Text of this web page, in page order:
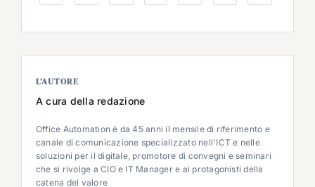
L’AUTORE
A cura della redazione
Office Automation è da 45 anni il mensile di riferimento e
canale di comunicazione specializzato nell'ICT e nelle
soluzioni per il digitale, promotore di convegni e seminari
che si rivolge a CIO e IT Manager e ai protagonisti della
catena del valore